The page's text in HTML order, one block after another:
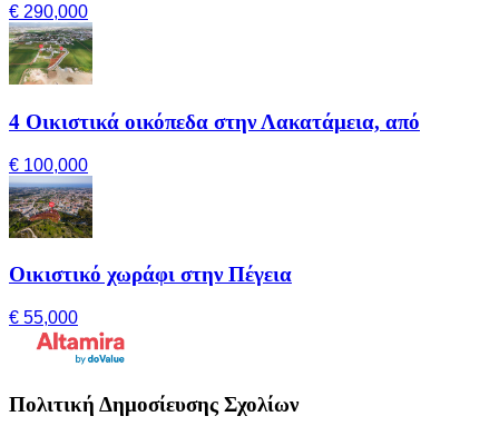
€ 290,000
4 Οικιστικά οικόπεδα στην Λακατάμεια, από
€ 100,000
Οικιστικό χωράφι στην Πέγεια
€ 55,000
Πολιτική Δημοσίευσης Σχολίων